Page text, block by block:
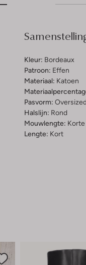
Kleur: Bordeaux
Patroon: Effen
Materiaal: Katoen
Pasvorm:
Halslijn: Rond
Mouwlengte:
Lengte: Kort